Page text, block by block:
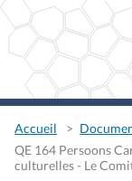
Accueil
QE 164 Persoons
culturelles - Le